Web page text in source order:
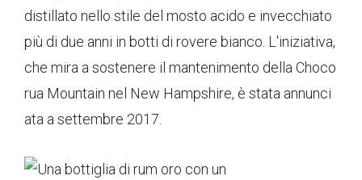
distillato nello stile del mosto acido e invecchiato
più di due anni in botti di rovere bianco. L'iniziativa,
che mira a sostenere il mantenimento della Choco
rua Mountain nel New Hampshire, è stata annunci
ata a settembre 2017.